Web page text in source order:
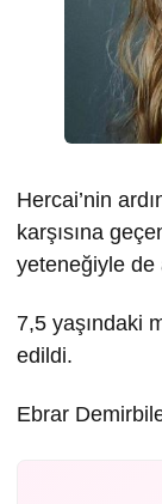
Hercai’nin
karşısına
yeteneğiyle de
7,5 yaşındaki
edildi.
Ebrar